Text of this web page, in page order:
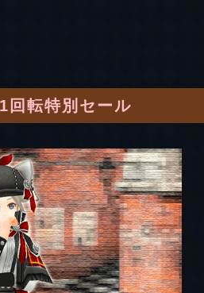
回転特別セール